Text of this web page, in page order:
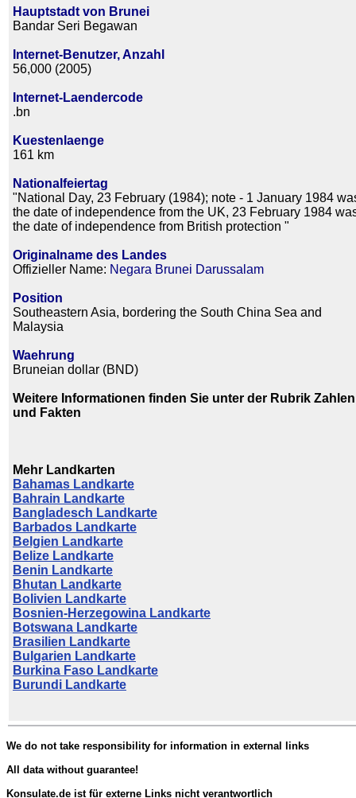
Hauptstadt von Brunei
Bandar Seri Begawan
Internet-Benutzer, Anzahl
56,000 (2005)
Internet-Laendercode
.bn
Kuestenlaenge
161 km
Nationalfeiertag
"National Day, 23 February (1984); note - 1 January 1984
the date of independence from the UK, 23 February 1984
the date of independence from British protection "
Originalname des Landes
Offizieller Name: Negara Brunei Darussalam
Position
Southeastern Asia, bordering the South China Sea and
Malaysia
Waehrung
Bruneian dollar (BND)
Weitere Informationen finden Sie unter der Rubrik Zahlen
und Fakten
Mehr Landkarten
Bahamas Landkarte
Bahrain Landkarte
Bangladesch Landkarte
Barbados Landkarte
Belgien Landkarte
Belize Landkarte
Benin Landkarte
Bhutan Landkarte
Bolivien Landkarte
Bosnien-Herzegowina Landkarte
Botswana Landkarte
Brasilien Landkarte
Bulgarien Landkarte
Burkina Faso Landkarte
Burundi Landkarte
We do not take responsibility for information in external links
All data without guarantee!
Konsulate.de ist für externe Links nicht verantwortlich